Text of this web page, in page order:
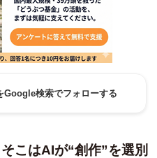
Google検索でフォローする
こはAIが“創作”を選別